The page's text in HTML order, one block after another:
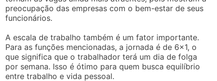
preocupação das empresas com o bem-estar de seus
funcionários.
A escala de trabalho também é um fator importante.
Para as funções mencionadas, a jornada é de 6×1, o
que significa que o trabalhador terá um dia de folga
por semana. Isso é ótimo para quem busca equilíbrio
entre trabalho e vida pessoal.